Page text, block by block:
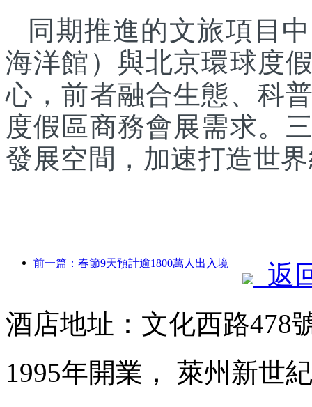
同期推進的文旅項目
海洋館）與北京環球度
心，前者融合生態、科
度假區商務會展需求。
發展空間，加速打造世
前一篇：春節9天預計逾1800萬人出入境
返
酒店地址：文化西路478
1995年開業， 萊州新